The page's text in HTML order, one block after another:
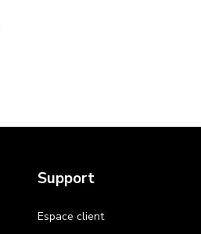
Support
Espace client